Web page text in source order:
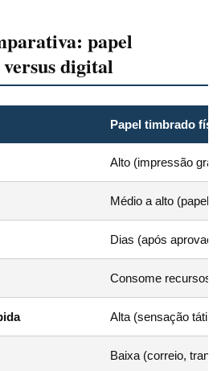
papel
digital
Papel timbrado
Alto (impressão
Médio a alto (papel,
Dias (após
Consome recursos
Alta (sensação tátil,
Baixa (correio,